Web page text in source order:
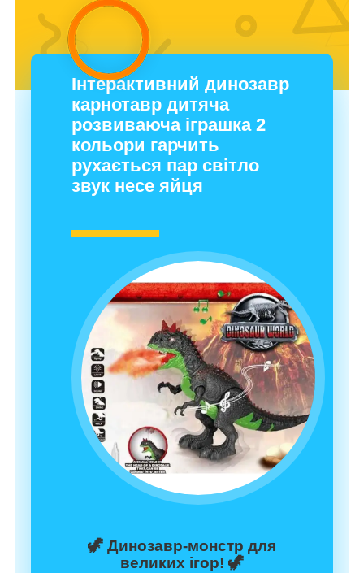
Інтерактивний динозавр
карнотавр дитяча
розвиваюча іграшка 2
кольори гарчить
рухається пар світло
звук несе яйця
🦖 Динозавр-монстр для
великих ігор! 🦖